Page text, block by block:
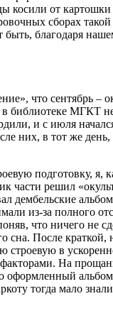
косили от
сборах такой
благодаря
что сентябрь –
в библиотеке МГКТ
и с июля
них, в тот же
подготовку, я,
части решил
дембельские
из-за полного
что ничего не
После краткой,
строевую в
На
оформленный
тогда мало